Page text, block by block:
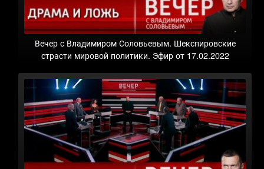
Вечер с Владимиром Соловьевым. Шекспировские
страсти мировой политики. Эфир от 17.02.2022